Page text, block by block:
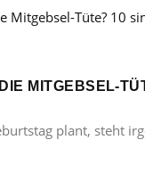
MITGEBSEL-
plant, steht